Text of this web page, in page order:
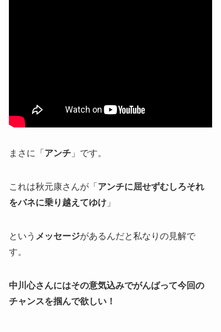
まさに「 アンチ」です。
これは秋元康さんが「 アンチに屈せずむしろそれ
をバネに乗り越えてゆけ」
という メッセージがあるんだと私なりの見解で
す。
中川心さんにはその意気込みでがんばって今回の
チャンスを掴んで欲しい！